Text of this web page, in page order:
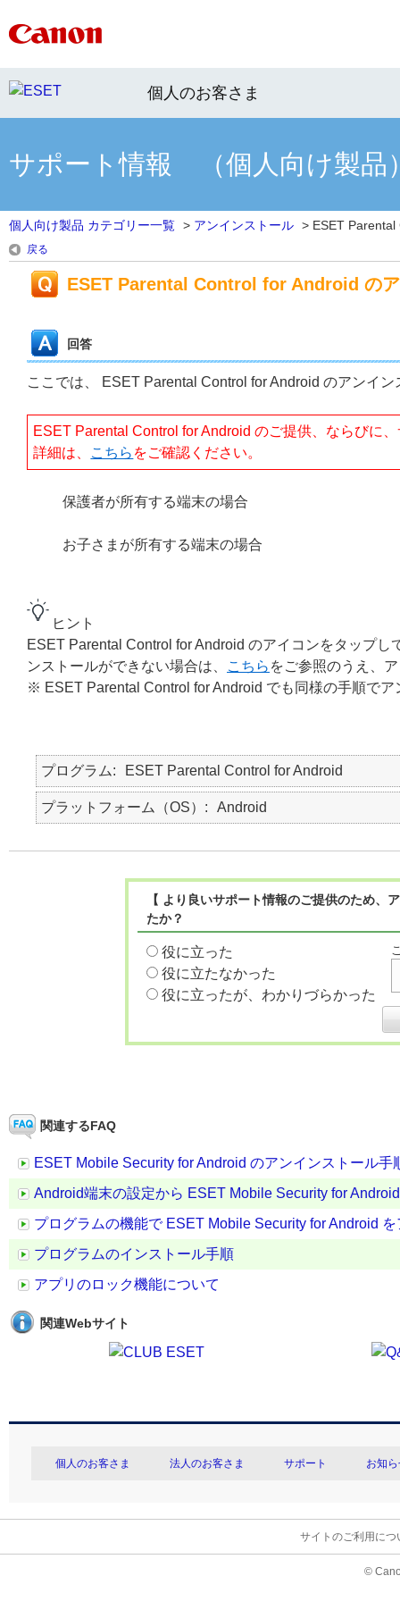
個人のお客さま
サポート情報 （個人向け製品
個人向け製品 カテゴリー一覧 > アンインストール > ESET Parental
戻る
ESET Parental Control for Android の
回答
ここでは、 ESET Parental Control for Android のアンイ
ESET Parental Control for Android のご提供、ならびに
詳細は、 こちら をご確認ください。
保護者が所有する端末の場合
お子さまが所有する端末の場合
ヒント
ESET Parental Control for Android のアイコンをタップ
ンストールができない場合は、
こちら をご参照のうえ、
※ ESET Parental Control for Android でも同様の手順で
プログラム ESET Parental Control for Android
プラットフォーム（OS） Android
【 より良いサポート情報のご提供のため
たか？
役に立った
役に立たなかった
役に立ったが、わかりづらかった
関連するFAQ
ESET Mobile Security for Android のアンインストール手
Android端末の設定から ESET Mobile Security for
プログラムの機能で ESET Mobile Security for Android
プログラムのインストール手順
アプリのロック機能について
関連Webサイト
個人のお客さま 法人のお客さま サポート お知
サイトのご利用につ
©